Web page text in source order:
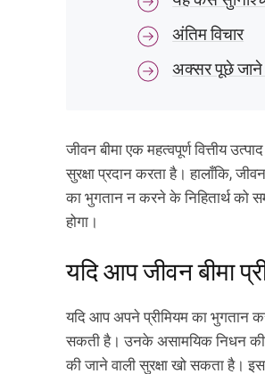
अंतिम विचार
अक्सर पूछे जाने
जीवन बीमा एक महत्वपूर्ण वित्तीय
सुरक्षा प्रदान करता है। हालाँकि,
का भुगतान न करने के निहितार्थ को
होगा।
यदि आप जीवन बीमा
यदि आप अपने प्रीमियम का भुगतान
सकती है। उनके असामयिक निधन की
की जाने वाली सुरक्षा खो सकता है।